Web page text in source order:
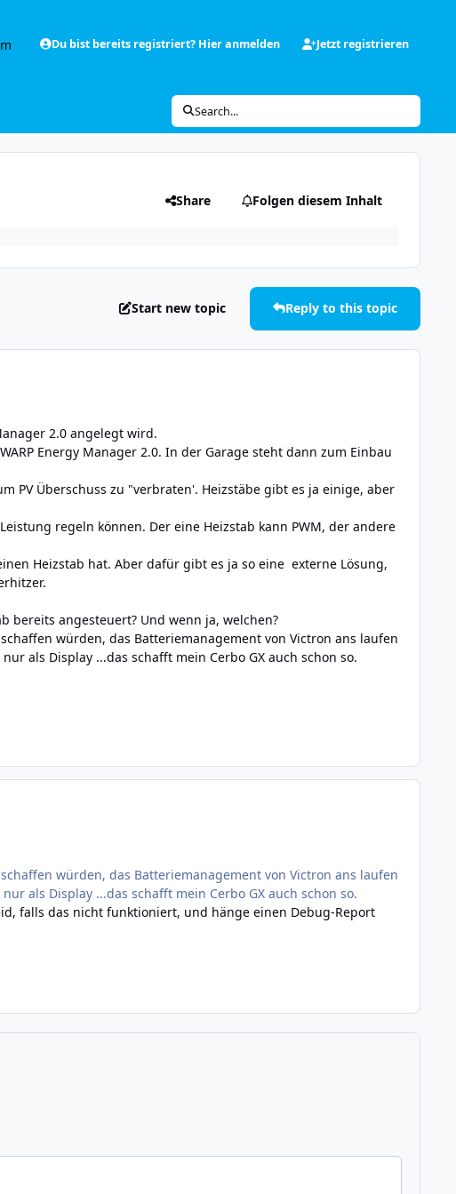
Du bist bereits registriert? Hier anmelden Jetzt registrieren
Search...
Share Folgen diesem Inhalt
Start new topic Reply to this topic
2.0 angelegt wird.
Energy Manager 2.0. In der Garage steht dann zum Einbau
PV Überschuss zu "verbraten'. Heizstäbe gibt es ja einige, aber
regeln können. Der eine Heizstab kann PWM, der andere
Heizstab hat. Aber dafür gibt es ja so eine externe Lösung,
bereits angesteuert? Und wenn ja, welchen?
würden, das Batteriemanagement von Victron ans laufen
als Display ...das schafft mein Cerbo GX auch schon so.
würden, das Batteriemanagement von Victron ans laufen
als Display ...das schafft mein Cerbo GX auch schon so.
falls das nicht funktioniert, und hänge einen Debug-Report